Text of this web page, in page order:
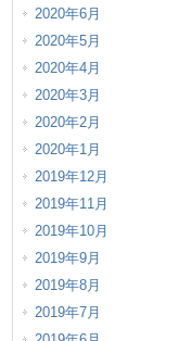
2020年6月
2020年5月
2020年4月
2020年3月
2020年2月
2020年1月
2019年12月
2019年11月
2019年10月
2019年9月
2019年8月
2019年7月